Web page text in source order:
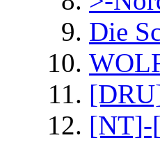
Die
[NT]-